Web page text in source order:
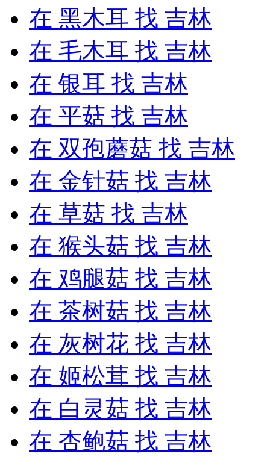
在 黑木耳 找 吉林
在 毛木耳 找 吉林
在 银耳 找 吉林
在 平菇 找 吉林
在 双孢蘑菇 找 吉林
在 金针菇 找 吉林
在 草菇 找 吉林
在 猴头菇 找 吉林
在 鸡腿菇 找 吉林
在 茶树菇 找 吉林
在 灰树花 找 吉林
在 姬松茸 找 吉林
在 白灵菇 找 吉林
在 杏鲍菇 找 吉林